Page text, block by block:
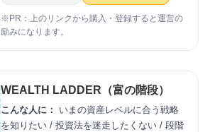
※PR：上のリンクから購入・登録すると運営の
励みになります。
WEALTH LADDER（富の階段）
こんな人に：
いまの資産レベルに合う戦略
を知りたい / 投資法を迷走したくない / 段階